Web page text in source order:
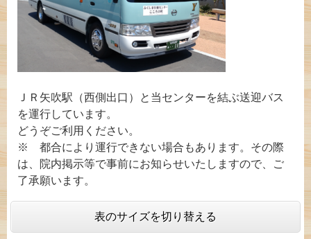
ＪＲ矢吹駅（西側出口）と当センターを結ぶ送迎バス
を運行しています。
どうぞご利用ください。
※ 都合により運行できない場合もあります。その際
は、院内掲示等で事前にお知らせいたしますので、ご
了承願います。
表のサイズを切り替える